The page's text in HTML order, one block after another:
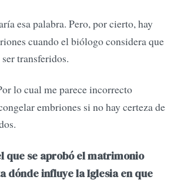
esa palabra. Pero, por cierto, hay
cuando el biólogo considera que
transferidos.
lo cual me parece incorrecto
embriones si no hay certeza de
que se aprobó el matrimonio
dónde influye la Iglesia en que